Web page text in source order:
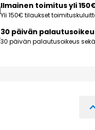
Ilmainen toimitus yli
Yli 150€ tilaukset
30 päivän
30 päivän palautusoikeus